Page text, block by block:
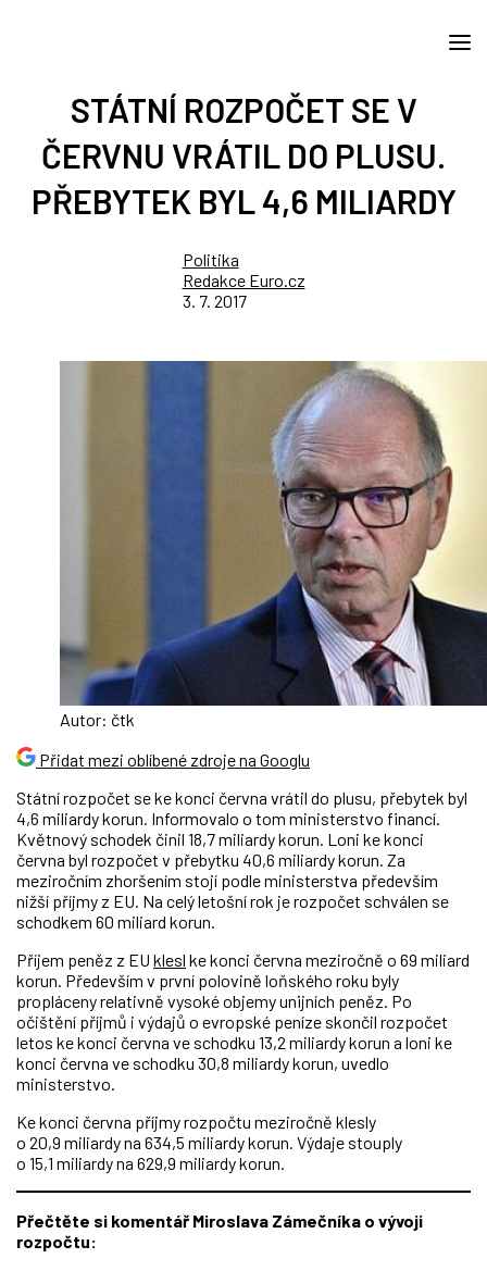
STÁTNÍ ROZPOČET SE V
ČERVNU VRÁTIL DO PLUSU.
PŘEBYTEK BYL 4,6 MILIARDY
Politika
Redakce Euro.cz
3. 7. 2017
Autor: čtk
Přidat mezi oblíbené zdroje na Googlu
Státní rozpočet se ke konci června vrátil do plusu, přebytek byl
4,6 miliardy korun. Informovalo o tom ministerstvo financí.
Květnový schodek činil 18,7 miliardy korun. Loni ke konci
června byl rozpočet v přebytku 40,6 miliardy korun. Za
meziročním zhoršením stojí podle ministerstva především
nižší příjmy z EU. Na celý letošní rok je rozpočet schválen se
schodkem 60 miliard korun.
Příjem peněz z EU klesl ke konci června meziročně o 69 miliard
korun. Především v první polovině loňského roku byly
propláceny relativně vysoké objemy unijních peněz. Po
očištění příjmů i výdajů o evropské peníze skončil rozpočet
letos ke konci června ve schodku 13,2 miliardy korun a loni ke
konci června ve schodku 30,8 miliardy korun, uvedlo
ministerstvo.
Ke konci června příjmy rozpočtu meziročně klesly
o 20,9 miliardy na 634,5 miliardy korun. Výdaje stouply
o 15,1 miliardy na 629,9 miliardy korun.
Přečtěte si komentář Miroslava Zámečníka o vývoji
rozpočtu: